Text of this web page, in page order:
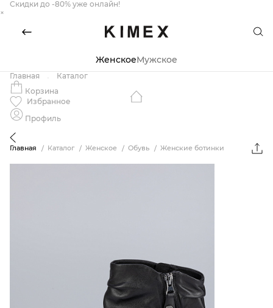
Скидки до -80% уже онлайн!
×
ЖенскоеМужское
Главная
Каталог
Корзина
Избранное
Профиль
Главная Каталог Женское Обувь Женские ботинки